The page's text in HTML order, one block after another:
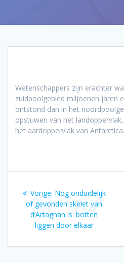
Wetenschappers zijn erachter
zuidpoolgebied miljoenen jaren
ontstond dan in het
opstuwen van het
het aardoppervlak van Antarctica.
navigatie
Vorige: Vorig
bericht:
Nog onduidelijk
of gevonden skelet van
d’Artagnan is: botten
liggen door elkaar